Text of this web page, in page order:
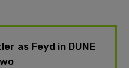
as Feyd in DUNE